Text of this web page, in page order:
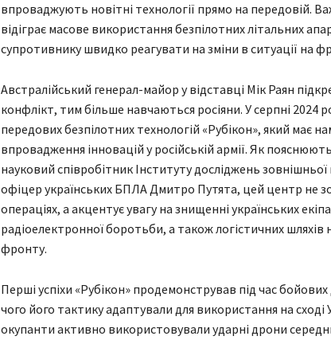
впроваджують новітні технології прямо на передовій.
відіграє масове використання безпілотних літальних
супротивнику швидко реагувати на зміни в ситуації на
Австралійський генерал-майор у відставці Мік Раян
конфлікт, тим більше навчаються росіяни. У серпні 2024
передових безпілотних технологій «Рубікон», який має
впровадження інновацій у російській армії. Як
науковий співробітник Інституту досліджень
офіцер українських БПЛА Дмитро Путята, цей центр не
операціях, а акцентує увагу на знищенні українських
радіоелектронної боротьби, а також логістичних шляхів
фронту.
Перші успіхи «Рубікон» продемонстрував під час бойових
чого його тактику адаптували для використання на сході
окупанти активно використовували ударні дрони